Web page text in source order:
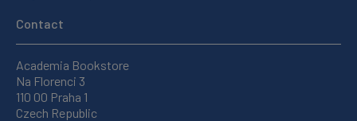
Contact
Academia Bookstore
Na Florenci 3
110 00 Praha 1
Czech Republic